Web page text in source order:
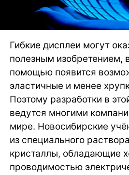
Гибкие дисплеи могут
полезным изобретением,
помощью появится
эластичные и менее
Поэтому разработки в
ведутся многими
мире. Новосибирские
из специального
кристаллы, обладающие
проводимостью